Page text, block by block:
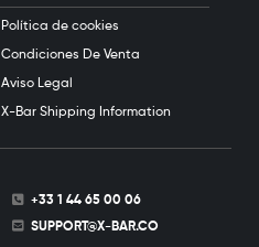
+33 1 44 65 00 06
SUPPORT@X-BAR.CO
Política de cookies
Condiciones De Venta
Aviso Legal
X-Bar Shipping Information